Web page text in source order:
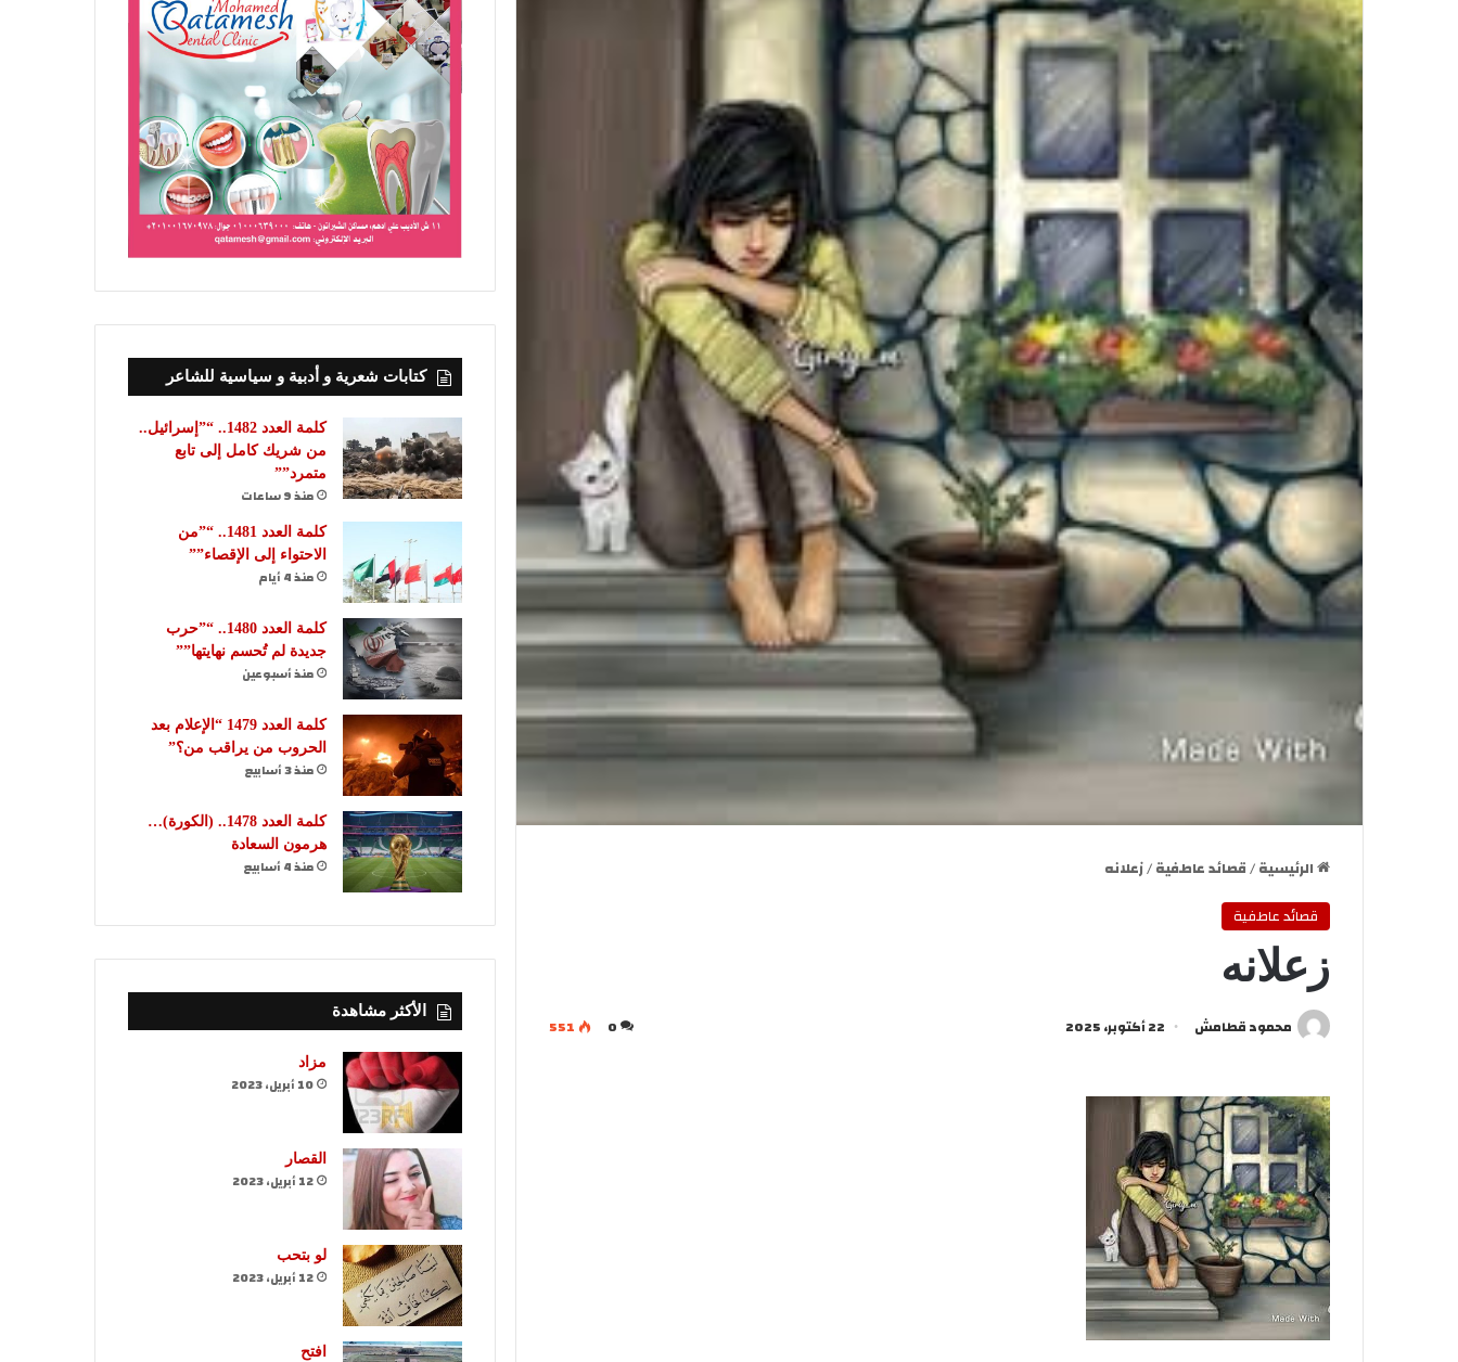
الرئيسية/قصائد عاطفية/زعلانه
قصائد عاطفية
زعلانه
محمود قطامش 22 أكتوبر، 2025 0
551
كتابات شعرية و أدبية و سياسية للشاعر
كلمة العدد 1482.. “”إسرائيل..
من شريك كامل إلى تابع
متمرد””
منذ 9 ساعات
كلمة العدد 1481.. “”من
الاحتواء إلى الإقصاء””
منذ 4 أيام
كلمة العدد 1480.. “”حرب
جديدة لم تُحسم نهايتها””
منذ أسبوعين
كلمة العدد 1479 “الإعلام بعد
الحروب من يراقب من؟”
منذ 3 أسابيع
كلمة العدد 1478.. (الكورة)…
هرمون السعادة
منذ 4 أسابيع
الأكثر مشاهدة
مزاد
10 أبريل، 2023
القصار
12 أبريل، 2023
لو بتحب
12 أبريل، 2023
افتح